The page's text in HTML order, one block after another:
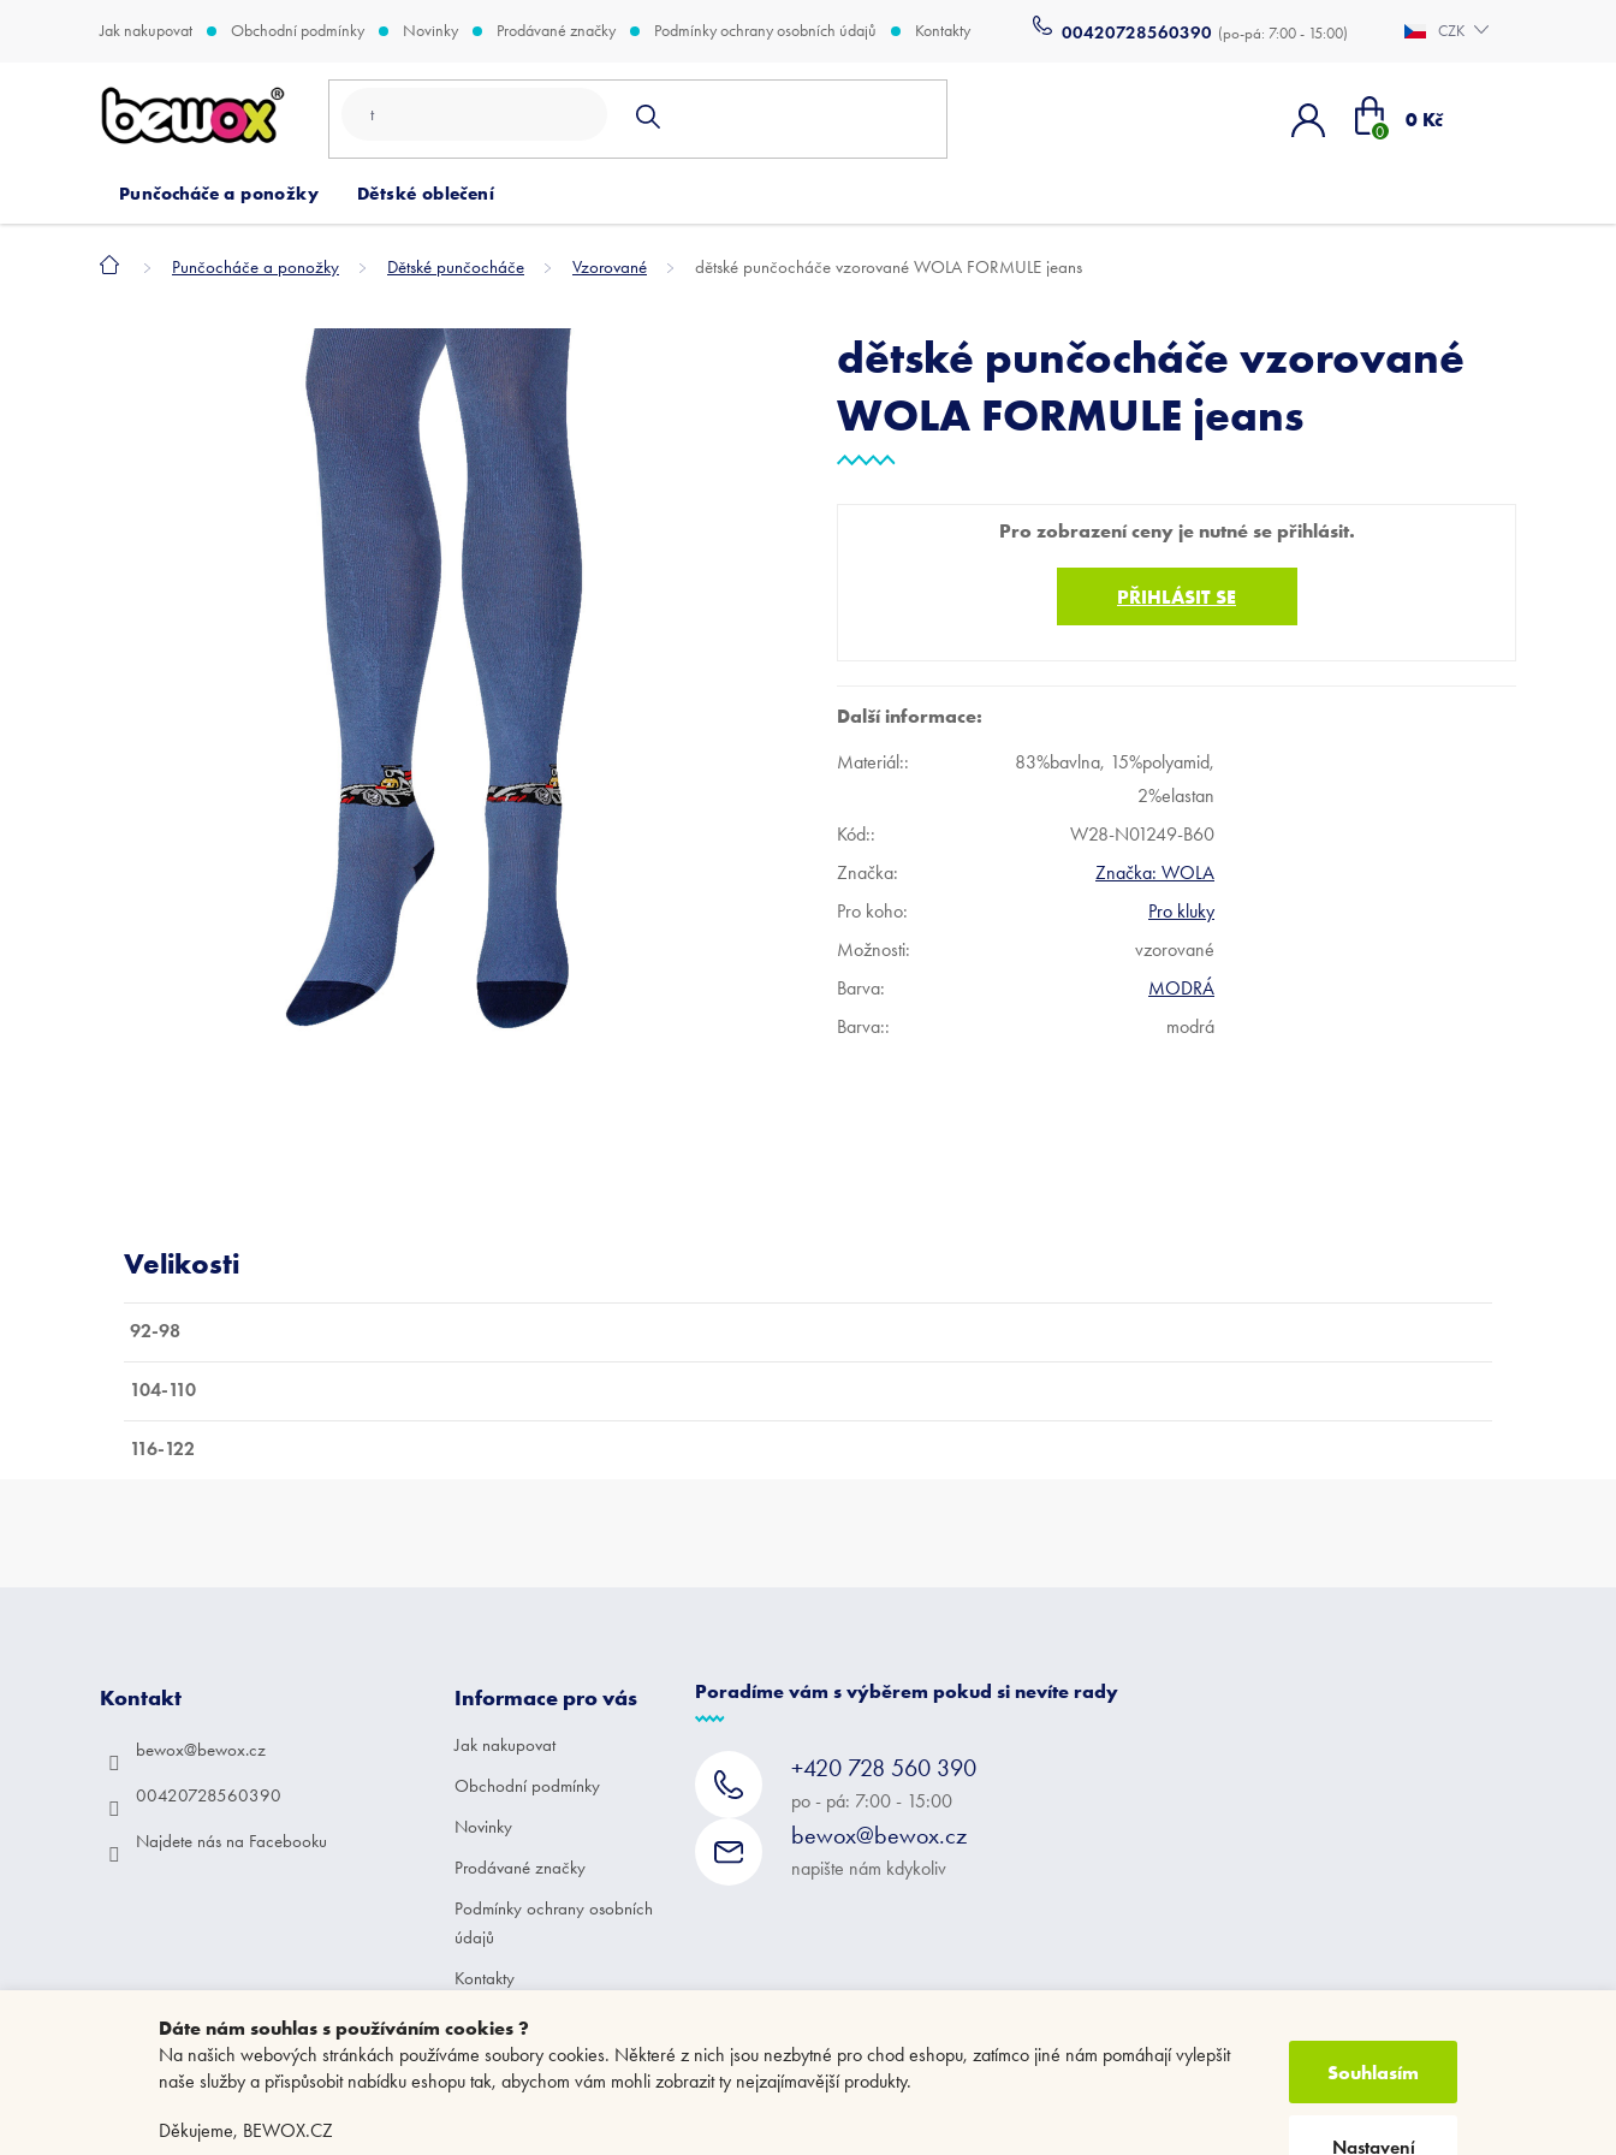
Dáte nám souhlas s používáním cookies ?
Na našich webových stránkách používáme soubory cookies. Některé z nich jsou nezbytné pro chod eshopu, zatímco jiné nám pomáhají vylepšit
naše služby a přispůsobit nabídku eshopu tak, abychom vám mohli zobrazit ty nejzajímavější produkty.
Děkujeme, BEWOX.CZ
Souhlasím
Nastavení
00420728560390
Jak nakupovat Obchodní podmínky Novinky Prodávané značky Podmínky ochrany osobních údajů Kontakty CZK
Nákupní
0 Kč
Punčocháče a ponožky Dětské oblečení
Domů Punčocháče a ponožky Dětské punčocháče Vzorované dětské punčocháče vzorované WOLA FORMULE jeans
dětské punčocháče vzorované
WOLA FORMULE jeans
Pro zobrazení ceny je nutné se přihlásit.
PŘIHLÁSIT SE
Další informace:
Materiál::
83%bavlna, 15%polyamid,
2%elastan
Kód::
W28-N01249-B60
Značka:
Značka: WOLA
Pro koho:
Pro kluky
Možnosti:
vzorované
Barva:
MODRÁ
Barva:: modrá
92-98
104-110
116-122
Kontakt
bewox@bewox.cz
00420728560390
Najdete nás na Facebooku
Informace pro vás
Jak nakupovat
Obchodní podmínky
Novinky
Prodávané značky
Podmínky ochrany osobních
údajů
Kontakty
Poradíme vám s výběrem pokud si nevíte rady
+420 728 560 390
po - pá: 7:00 - 15:00
bewox@bewox.cz
napište nám kdykoliv